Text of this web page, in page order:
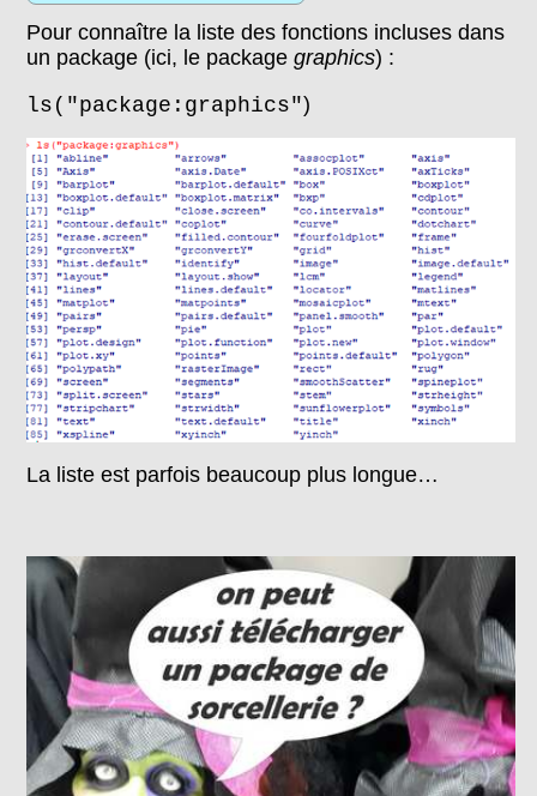
Pour connaître la liste des fonctions incluses dans
un package (ici, le packagegraphics) :
ls("package:graphics")
La liste est parfois beaucoup plus longue…